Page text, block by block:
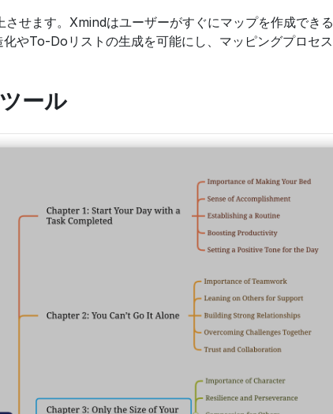
せます。Xmindはユーザーがすぐにマップを作成でき
やTo-Doリストの生成を可能にし、マッピングプロセス
ール